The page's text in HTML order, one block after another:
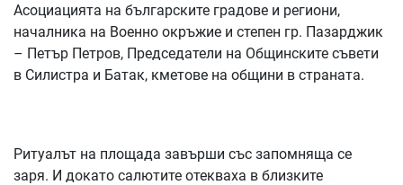
Асоциацията на българските градове и региони,
началника на Военно окръжие и степен гр. Пазарджик
– Петър Петров, Председатели на Общинските съвети
в Силистра и Батак, кметове на общини в страната.
Ритуалът на площада завърши със запомняща се
заря. И докато салютите отекваха в близките